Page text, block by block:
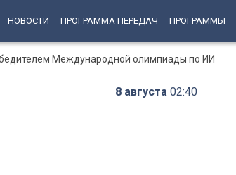
НОВОСТИ ПРОГРАММА ПЕРЕДАЧ ПРОГРАММЫ
Международной олимпиады по ИИ
8 августа 02:40